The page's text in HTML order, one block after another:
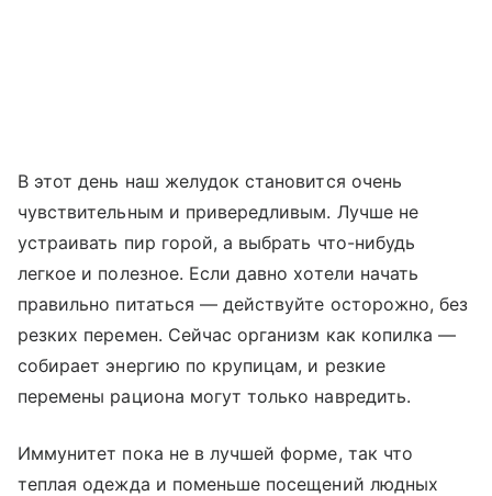
В этот день наш желудок становится очень
чувствительным и привередливым. Лучше не
устраивать пир горой, а выбрать что-нибудь
легкое и полезное. Если давно хотели начать
правильно питаться — действуйте осторожно, без
резких перемен. Сейчас организм как копилка —
собирает энергию по крупицам, и резкие
перемены рациона могут только навредить.
Иммунитет пока не в лучшей форме, так что
теплая одежда и поменьше посещений людных